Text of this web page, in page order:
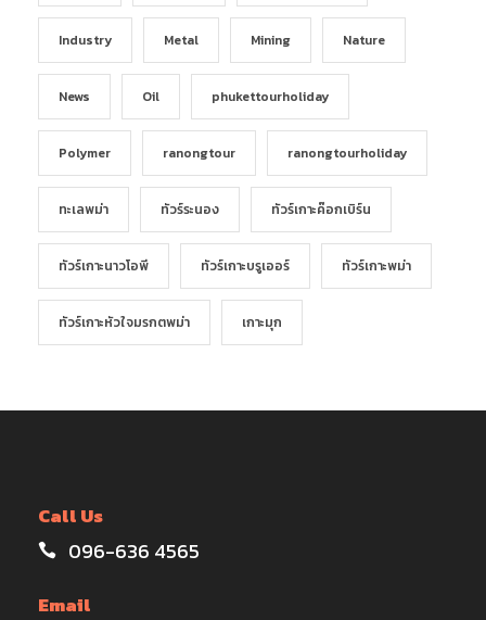
Industry Metal Mining Nature
News Oil phukettourholiday
Polymer ranongtour ranongtourholiday
ทะเลพม่า ทัวร์ระนอง ทัวร์เกาะค๊อกเบิร์น
ทัวร์เกาะนาวโอพี ทัวร์เกาะบรูเออร์ ทัวร์เกาะพม่า
ทัวร์เกาะหัวใจมรกตพม่า เกาะมุก
Call Us
096-636 4565
Email